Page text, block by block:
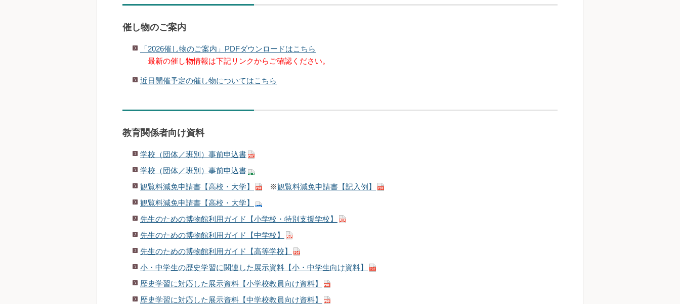
催し物のご案内
「2026催し物のご案内」PDFダウンロードはこちら
最新の催し物情報は下記リンクからご確認ください。
近日開催予定の催し物についてはこちら
教育関係者向け資料
学校（団体／班別）事前申込書
学校（団体／班別）事前申込書
観覧料減免申請書【高校・大学】
※観覧料減免申請書【記入例】
観覧料減免申請書【高校・大学】
先生のための博物館利用ガイド【小学校・特別支援学校】
先生のための博物館利用ガイド【中学校】
先生のための博物館利用ガイド【高等学校】
小・中学生の歴史学習に関連した展示資料【小・中学生向け資料】
歴史学習に対応した展示資料【小学校教員向け資料】
歴史学習に対応した展示資料【中学校教員向け資料】